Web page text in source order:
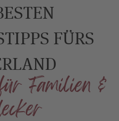
FÜRS
Familien &